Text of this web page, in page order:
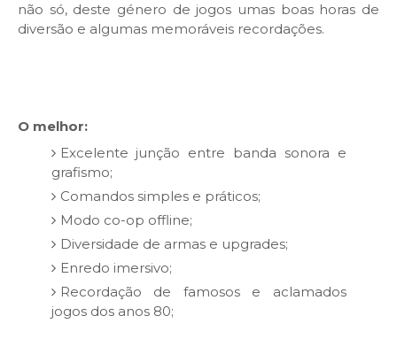
não só, deste género de jogos umas boas horas de
diversão e algumas memoráveis recordações.
O melhor:
Excelente junção entre banda sonora e
grafismo;
Comandos simples e práticos;
Modo co-op offline;
Diversidade de armas e upgrades;
Enredo imersivo;
Recordação de famosos e aclamados
jogos dos anos 80;